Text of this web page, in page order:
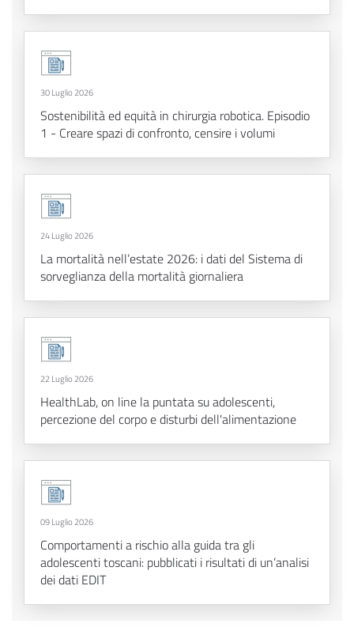
30 Luglio 2026
Sostenibilità ed equità in chirurgia robotica. Episodio
1 - Creare spazi di confronto, censire i volumi
24 Luglio 2026
La mortalità nell’estate 2026: i dati del Sistema di
sorveglianza della mortalità giornaliera
22 Luglio 2026
HealthLab, on line la puntata su adolescenti,
percezione del corpo e disturbi dell'alimentazione
09 Luglio 2026
Comportamenti a rischio alla guida tra gli
adolescenti toscani: pubblicati i risultati di un’analisi
dei dati EDIT